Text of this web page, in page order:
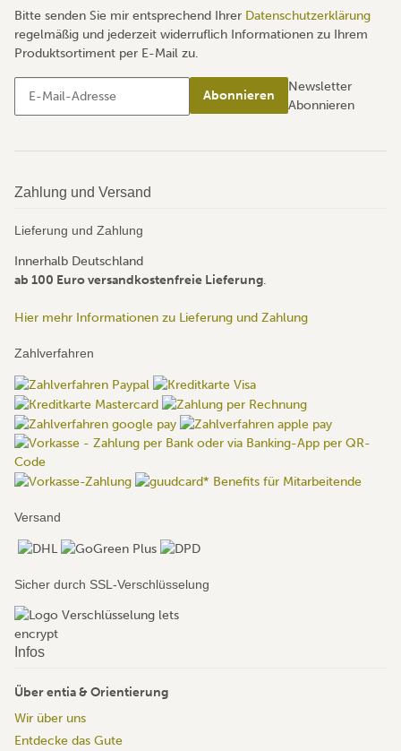
Bitte senden Sie mir entsprechend Ihrer Datenschutzerklärung
regelmäßig und jederzeit widerruflich Informationen zu Ihrem
Produktsortiment per E-Mail zu.
Abonnieren
Newsletter
Abonnieren
Zahlung und Versand
Lieferung und Zahlung
Innerhalb Deutschland
ab 100 Euro versandkostenfreie Lieferung.
Hier mehr Informationen zu Lieferung und Zahlung
Zahlverfahren
Versand
Sicher durch SSL-Verschlüsselung
Infos
Über entia & Orientierung
Wir über uns
Entdecke das Gute